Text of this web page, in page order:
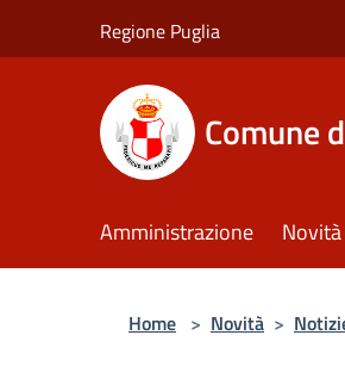
Regione Puglia
Comune
Amministrazione Novità
Home > Novità >